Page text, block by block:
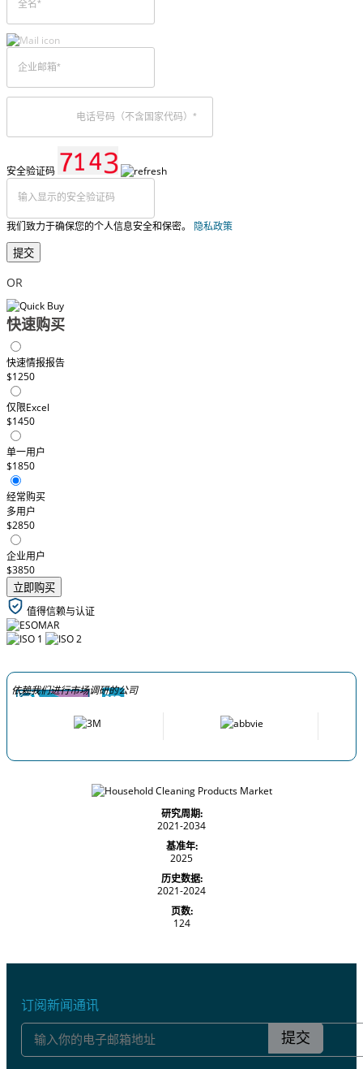
安全验证码
我们致力于确保您的个人信息安全和保密。 隐私政策
提交
OR
快速购买
快速情报报告
$1250
仅限Excel
$1450
单一用户
$1850
经常购买
多用户
$2850
企业用户
$3850
立即购买
值得信赖与认证
依赖我们进行市场调研的公司
研究周期:
2021-2034
基准年:
2025
历史数据:
2021-2024
页数:
124
订阅新闻通讯
提交